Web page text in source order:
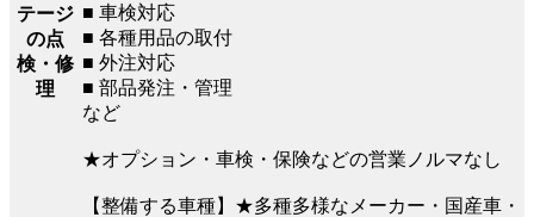
テージ
の点
検・修
理
■ 車検対応
■ 各種用品の取付
■ 外注対応
■ 部品発注・管理
など
★オプション・車検・保険などの営業ノルマなし
【整備する車種】★多種多様なメーカー・国産車・